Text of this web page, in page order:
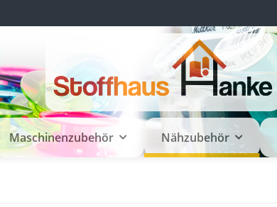
Maschinenzubehör Nähzubehör